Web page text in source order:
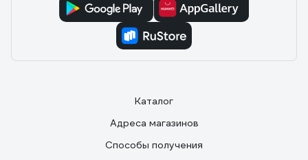
Каталог
Адреса магазинов
Способы получения